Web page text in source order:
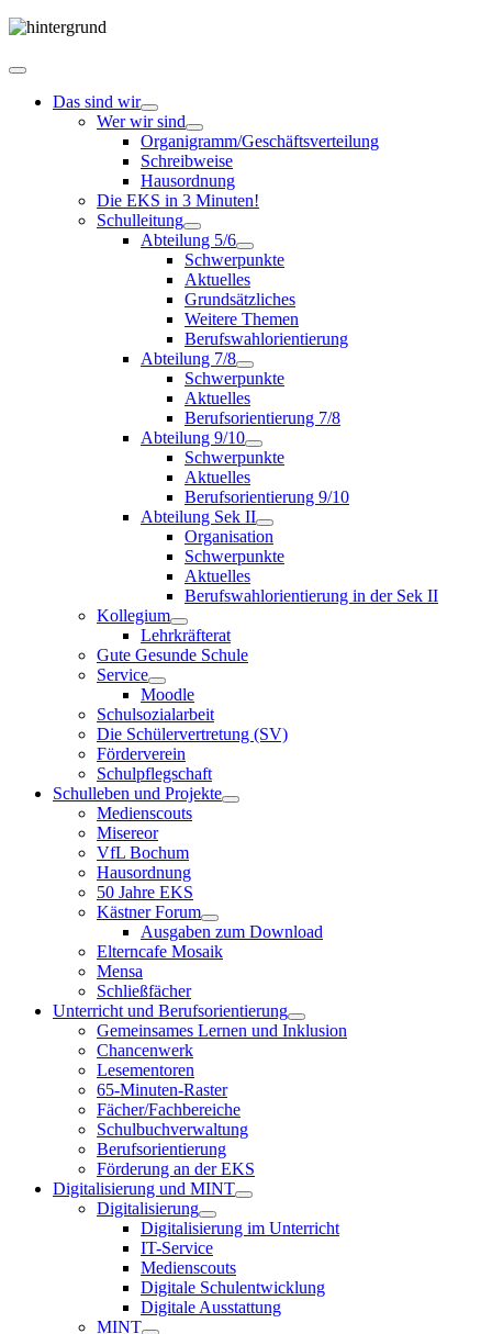
Das sind wir
Wer wir sind
Organigramm/Geschäftsverteilung
Schreibweise
Hausordnung
Die EKS in 3 Minuten!
Schulleitung
Abteilung 5/6
Schwerpunkte
Aktuelles
Grundsätzliches
Weitere Themen
Berufswahlorientierung
Abteilung 7/8
Schwerpunkte
Aktuelles
Berufsorientierung 7/8
Abteilung 9/10
Schwerpunkte
Aktuelles
Berufsorientierung 9/10
Abteilung Sek II
Organisation
Schwerpunkte
Aktuelles
Berufswahlorientierung in der Sek II
Kollegium
Lehrkräfterat
Gute Gesunde Schule
Service
Moodle
Schulsozialarbeit
Die Schülervertretung (SV)
Förderverein
Schulpflegschaft
Schulleben und Projekte
Medienscouts
Misereor
VfL Bochum
Hausordnung
50 Jahre EKS
Kästner Forum
Ausgaben zum Download
Elterncafe Mosaik
Mensa
Schließfächer
Unterricht und Berufsorientierung
Gemeinsames Lernen und Inklusion
Chancenwerk
Lesementoren
65-Minuten-Raster
Fächer/Fachbereiche
Schulbuchverwaltung
Berufsorientierung
Förderung an der EKS
Digitalisierung und MINT
Digitalisierung
Digitalisierung im Unterricht
IT-Service
Medienscouts
Digitale Schulentwicklung
Digitale Ausstattung
MINT